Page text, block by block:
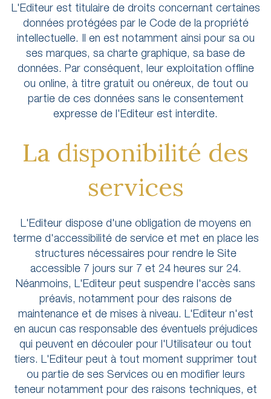
L'Editeur est titulaire de droits concernant certaines
données protégées par le Code de la propriété
intellectuelle. Il en est notamment ainsi pour sa ou
ses marques, sa charte graphique, sa base de
données. Par conséquent, leur exploitation offline
ou online, à titre gratuit ou onéreux, de tout ou
partie de ces données sans le consentement
expresse de l'Editeur est interdite.
La disponibilité des
services
L'Editeur dispose d'une obligation de moyens en
terme d'accessibilité de service et met en place les
structures nécessaires pour rendre le Site
accessible 7 jours sur 7 et 24 heures sur 24.
Néanmoins, L'Editeur peut suspendre l'accès sans
préavis, notamment pour des raisons de
maintenance et de mises à niveau. L'Editeur n'est
en aucun cas responsable des éventuels préjudices
qui peuvent en découler pour l'Utilisateur ou tout
tiers. L'Editeur peut à tout moment supprimer tout
ou partie de ses Services ou en modifier leurs
teneur notamment pour des raisons techniques, et